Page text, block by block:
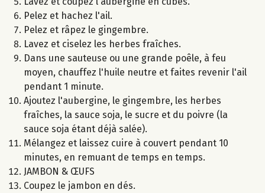
Pelez et hachez l'ail.
Pelez et râpez le gingembre.
Lavez et ciselez les herbes fraîches.
Dans une sauteuse ou une grande poêle, à feu
moyen, chauffez l'huile neutre et faites revenir l'ail
pendant 1 minute.
Ajoutez l'aubergine, le gingembre, les herbes
fraîches, la sauce soja, le sucre et du poivre (la
sauce soja étant déjà salée).
Mélangez et laissez cuire à couvert pendant 10
minutes, en remuant de temps en temps.
JAMBON & ŒUFS
Coupez le jambon en dés.